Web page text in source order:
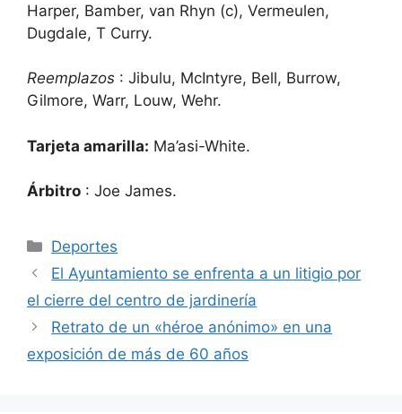
Harper, Bamber, van Rhyn (c), Vermeulen,
Dugdale, T Curry.
Reemplazos : Jibulu, McIntyre, Bell, Burrow,
Gilmore, Warr, Louw, Wehr.
Tarjeta amarilla: Ma’asi-White.
Árbitro : Joe James.
Categorías
Deportes
El Ayuntamiento se enfrenta a un litigio por
el cierre del centro de jardinería
Retrato de un «héroe anónimo» en una
exposición de más de 60 años